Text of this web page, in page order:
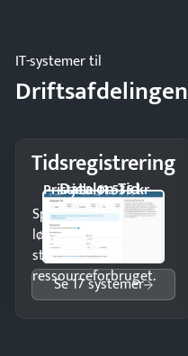
IT-systemer til
Driftsafdelingen
Tidsregistrering
Dataløn Tid
Pristjek: 11.535 kr
Spar tid på
lønberegning og få
styr på
ressourceforbruget.
Se 17 systemer